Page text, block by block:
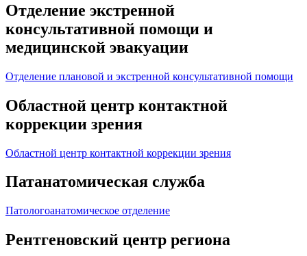
Отделение экстренной
консультативной помощи и
медицинской эвакуации
Отделение плановой и экстренной консультативной помощи
Областной центр контактной
коррекции зрения
Областной центр контактной коррекции зрения
Патанатомическая служба
Патологоанатомическое отделение
Рентгеновский центр региона